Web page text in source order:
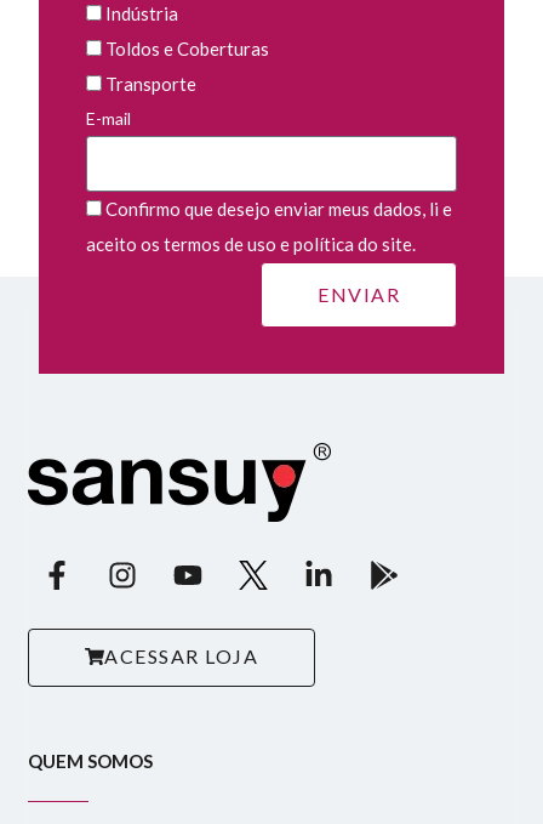
Indústria
Toldos e Coberturas
Transporte
E-mail
Confirmo que desejo enviar meus dados, li e
aceito os termos de uso e política do site.
ACESSAR LOJA
QUEM SOMOS